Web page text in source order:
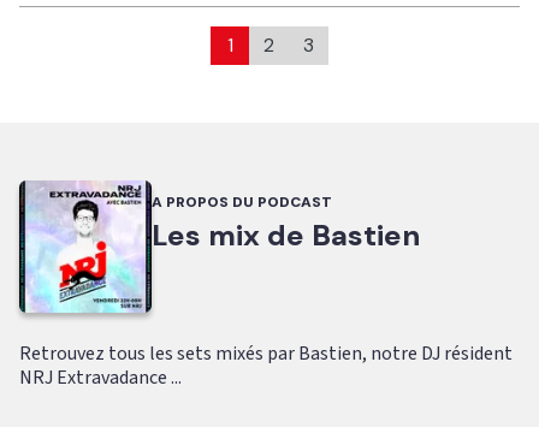
1 2 3
A PROPOS DU PODCAST
Les mix de Bastien
Retrouvez tous les sets mixés par Bastien, notre DJ résident
NRJ Extravadance ...